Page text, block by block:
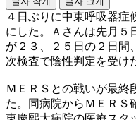
４日ぶりに中東呼吸器
にした。Ａさんは先月５
が２３、２５日の２日間
次検査で陰性判定を受け
ＭＥＲＳとの戦いが最終
た。同病院からＭＥＲＳ